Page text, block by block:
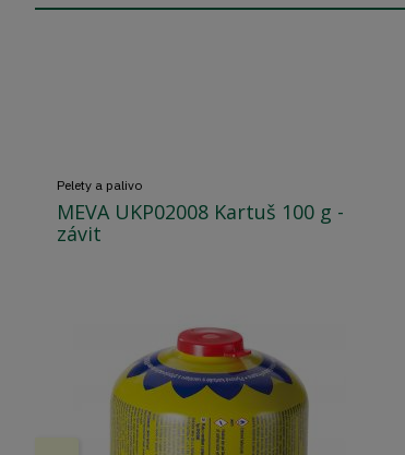
Pelety a palivo
MEVA UKP02008 Kartuš 100 g -
závit